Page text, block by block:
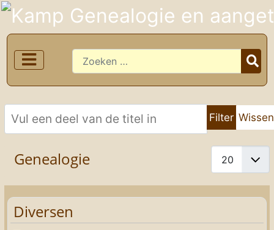
Zoeken
Vul een deel van de titel in Filter Wissen
Toon #
Genealogie
Diversen